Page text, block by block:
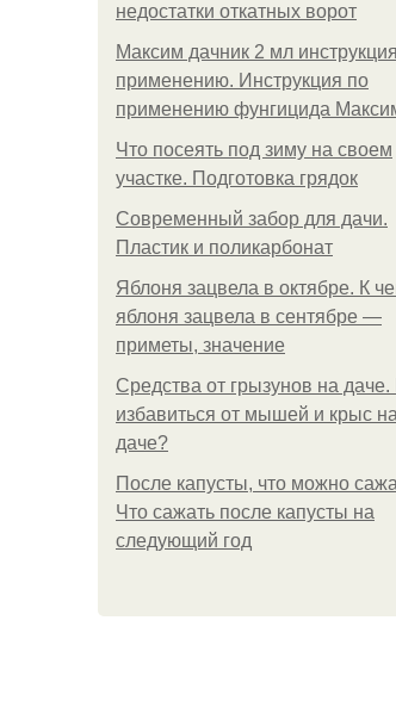
недостатки откатных ворот
Максим дачник 2 мл
применению. Инструкция по
применению фунгицида
Что посеять под зиму на своем
участке. Подготовка грядок
Современный забор для дачи.
Пластик и поликарбонат
Яблоня зацвела в октябре. К
яблоня зацвела в сентябре —
приметы, значение
Средства от грызунов на даче.
избавиться от мышей и крыс на
даче?
После капусты, что можно
Что сажать после капусты на
следующий год